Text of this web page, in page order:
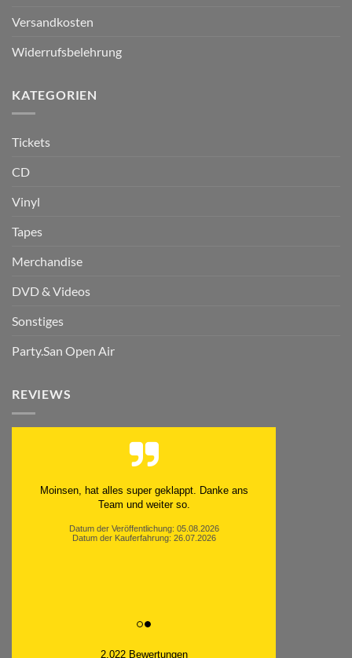
Versandkosten
Widerrufsbelehrung
KATEGORIEN
Tickets
CD
Vinyl
Tapes
Merchandise
DVD & Videos
Sonstiges
Party.San Open Air
REVIEWS
Moinsen, hat alles super geklappt. Danke ans
Team und weiter so.
Datum der Veröffentlichung: 05.08.2026
Datum der Kauferfahrung: 26.07.2026
2,022 Bewertungen